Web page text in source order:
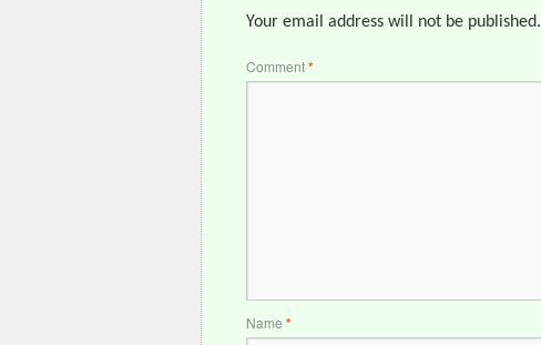
Your email address will not be published.
Comment*
Name *